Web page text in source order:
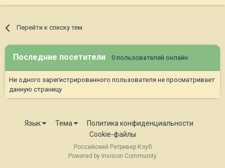
Перейти к списку тем
Последние посетители 0 пользователей онлайн
Ни одного зарегистрированного пользователя не просматривает
данную страницу
Язык Тема
Политика конфиденциальности
Cookie-файлы
Российский Ретривер Клуб
Powered by Invision Community